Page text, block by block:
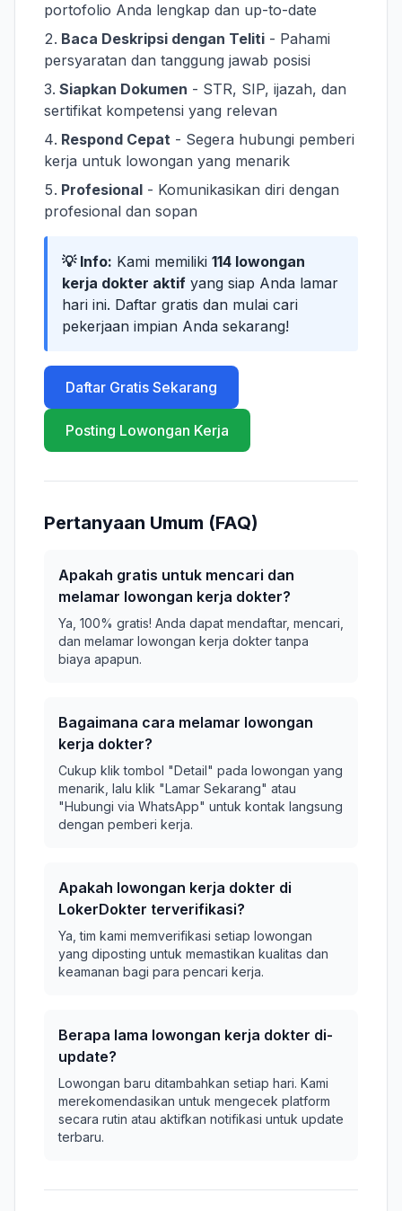
portofolio Anda lengkap dan up-to-date
Baca Deskripsi dengan Teliti - Pahami
persyaratan dan tanggung jawab posisi
Siapkan Dokumen - STR, SIP, ijazah, dan
sertifikat kompetensi yang relevan
Respond Cepat - Segera hubungi pemberi
kerja untuk lowongan yang menarik
Profesional - Komunikasikan diri dengan
profesional dan sopan
💡 Info: Kami memiliki 114 lowongan
kerja dokter aktif yang siap Anda lamar
hari ini. Daftar gratis dan mulai cari
pekerjaan impian Anda sekarang!
Daftar Gratis Sekarang
Posting Lowongan Kerja
Pertanyaan Umum (FAQ)
Apakah gratis untuk mencari dan
melamar lowongan kerja dokter?
Ya, 100% gratis! Anda dapat mendaftar, mencari,
dan melamar lowongan kerja dokter tanpa
biaya apapun.
Bagaimana cara melamar lowongan
kerja dokter?
Cukup klik tombol "Detail" pada lowongan yang
menarik, lalu klik "Lamar Sekarang" atau
"Hubungi via WhatsApp" untuk kontak langsung
dengan pemberi kerja.
Apakah lowongan kerja dokter di
LokerDokter terverifikasi?
Ya, tim kami memverifikasi setiap lowongan
yang diposting untuk memastikan kualitas dan
keamanan bagi para pencari kerja.
Berapa lama lowongan kerja dokter di-
update?
Lowongan baru ditambahkan setiap hari. Kami
merekomendasikan untuk mengecek platform
secara rutin atau aktifkan notifikasi untuk update
terbaru.